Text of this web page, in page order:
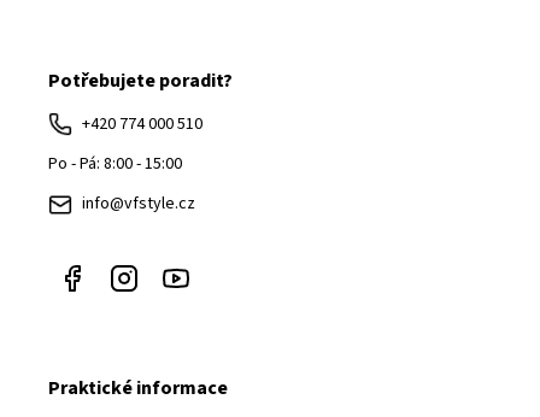
Potřebujete poradit?
+420 774 000 510
Po - Pá: 8:00 - 15:00
info@vfstyle.cz
Praktické informace